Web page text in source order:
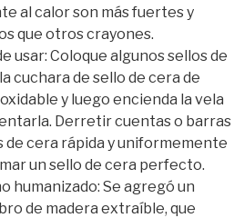
al calor son más fuertes y
que otros crayones.
usar: Coloque algunos sellos de
cuchara de sello de cera de
y luego encienda la vela
Derretir cuentas o barras
de cera rápida y uniformemente
un sello de cera perfecto.
humanizado: Se agregó un
de madera extraíble, que